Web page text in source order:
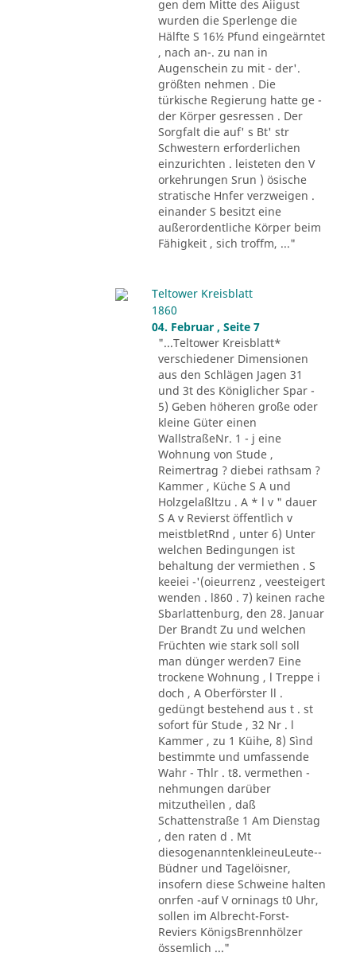
gen dem Mitte des Aiigust
wurden die Sperlenge die
Hälfte S 16½ Pfund eingeärntet
, nach an-. zu nan in
Augenschein zu mit - der'.
größten nehmen . Die
türkische Regierung hatte ge -
der Körper gesressen . Der
Sorgfalt die auf' s Bt' str
Schwestern erforderlichen
einzurichten . leisteten den V
orkehrungen Srun ) ösische
stratische Hnfer verzweigen .
einander S besitzt eine
außerordentliche Körper beim
Fähigkeit , sich troffm, ..."
Teltower Kreisblatt
1860
04. Februar , Seite 7
"...Teltower Kreisblatt*
verschiedener Dimensionen
aus den Schlägen Jagen 31
und 3t des Königlicher Spar -
5) Geben höheren große oder
kleine Güter einen
WallstraßeNr. 1 - j eine
Wohnung von Stude ,
Reimertrag ? diebei rathsam ?
Kammer , Küche S A und
Holzgelaßltzu . A * l v " dauer
S A v Revierst öffentlìch v
meistbletRnd , unter 6) Unter
welchen Bedingungen ist
behaltung der vermiethen . S
keeiei -'(oieurrenz , veesteigert
wenden . l860 . 7) keinen rache
Sbarlattenburg, den 28. Januar
Der Brandt Zu und welchen
Früchten wie stark soll soll
man dünger werden7 Eine
trockene Wohnung , l Treppe i
doch , A Oberförster ll .
gedüngt bestehend aus t . st
sofort für Stude , 32 Nr . l
Kammer , zu 1 Küihe, 8) Sìnd
bestimmte und umfassende
Wahr - Thlr . t8. vermethen -
nehmungen darüber
mitzutheìlen , daß
Schattenstraße 1 Am Dienstag
, den raten d . Mt
diesogenanntenkleineuLeute--
Büdner und Tagelöisner,
insofern diese Schweine halten
onrfen -auf V orninags t0 Uhr,
sollen im Albrecht-Forst-
Reviers KönigsBrennhölzer
össemlich ..."